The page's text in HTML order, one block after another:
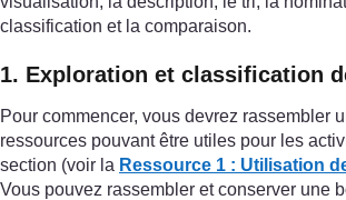
classification et la comparaison.
1. Exploration et classification
Pour commencer, vous devrez rassembler
ressources pouvant être utiles pour les
section (voir la Ressource 1 : Utilisation
Vous pouvez rassembler et conserver une